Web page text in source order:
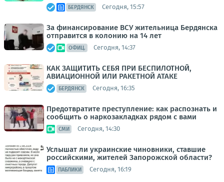
БЕРДЯНСК Сегодня, 15:57
За финансирование ВСУ жительница Бердянска
отправится в колонию на 14 лет
ОФИЦ. Сегодня, 14:37
КАК ЗАЩИТИТЬ СЕБЯ ПРИ БЕСПИЛОТНОЙ,
АВИАЦИОННОЙ ИЛИ РАКЕТНОЙ АТАКЕ
БЕРДЯНСК Сегодня, 16:35
Предотвратите преступление: как распознать и
сообщить о наркозакладках рядом с вами
СМИ Сегодня, 14:30
Услышат ли украинские чиновники, ставшие
российскими, жителей Запорожской области?
ПАБЛИКИ Сегодня, 16:19